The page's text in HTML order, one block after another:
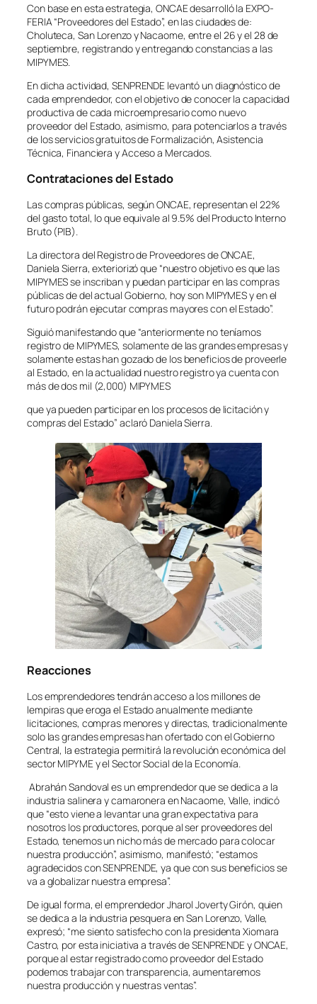
Con base en esta estrategia, ONCAE desarrolló la EXPO-
FERIA “Proveedores del Estado”, en las ciudades de:
Choluteca, San Lorenzo y Nacaome, entre el 26 y el 28 de
septiembre, registrando y entregando constancias a las
MIPYMES.
En dicha actividad, SENPRENDE levantó un diagnóstico de
cada emprendedor, con el objetivo de conocer la capacidad
productiva de cada microempresario como nuevo
proveedor del Estado, asimismo, para potenciarlos a través
de los servicios gratuitos de Formalización, Asistencia
Técnica, Financiera y Acceso a Mercados.
Contrataciones del Estado
Las compras públicas, según ONCAE, representan el 22%
del gasto total, lo que equivale al 9.5% del Producto Interno
Bruto (PIB).
La directora del Registro de Proveedores de ONCAE,
Daniela Sierra, exteriorizó que “nuestro objetivo es que las
MIPYMES se inscriban y puedan participar en las compras
públicas de del actual Gobierno, hoy son MIPYMES y en el
futuro podrán ejecutar compras mayores con el Estado”.
Siguió manifestando que “anteriormente no teníamos
registro de MIPYMES, solamente de las grandes empresas y
solamente estas han gozado de los beneficios de proveerle
al Estado, en la actualidad nuestro registro ya cuenta con
más de dos mil (2,000) MIPYMES
que ya pueden participar en los procesos de licitación y
compras del Estado” aclaró Daniela Sierra.
Reacciones
Los emprendedores tendrán acceso a los millones de
lempiras que eroga el Estado anualmente mediante
licitaciones, compras menores y directas, tradicionalmente
solo las grandes empresas han ofertado con el Gobierno
Central, la estrategia permitirá la revolución económica del
sector MIPYME y el Sector Social de la Economía.
Abrahán Sandoval es un emprendedor que se dedica a la
industria salinera y camaronera en Nacaome, Valle, indicó
que “esto viene a levantar una gran expectativa para
nosotros los productores, porque al ser proveedores del
Estado, tenemos un nicho más de mercado para colocar
nuestra producción”, asimismo, manifestó; “estamos
agradecidos con SENPRENDE, ya que con sus beneficios se
va a globalizar nuestra empresa”.
De igual forma, el emprendedor Jharol Joverty Girón, quien
se dedica a la industria pesquera en San Lorenzo, Valle,
expresó; “me siento satisfecho con la presidenta Xiomara
Castro, por esta iniciativa a través de SENPRENDE y ONCAE,
porque al estar registrado como proveedor del Estado
podemos trabajar con transparencia, aumentaremos
nuestra producción y nuestras ventas”.